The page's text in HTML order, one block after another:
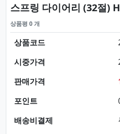
스프링 다이어리 (32절)
상품평 0 개
상품코드
시중가격
판매가격
포인트
배송비결제